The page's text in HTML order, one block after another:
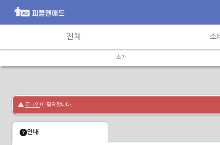
전체 소
소개
로그인이 필요합니다.
안내